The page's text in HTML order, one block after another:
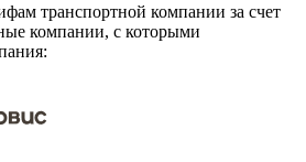
транспортной компании за счет
компании, с которыми